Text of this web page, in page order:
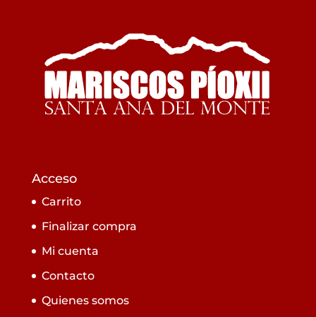
Acceso
Carrito
Finalizar compra
Mi cuenta
Contacto
Quienes somos